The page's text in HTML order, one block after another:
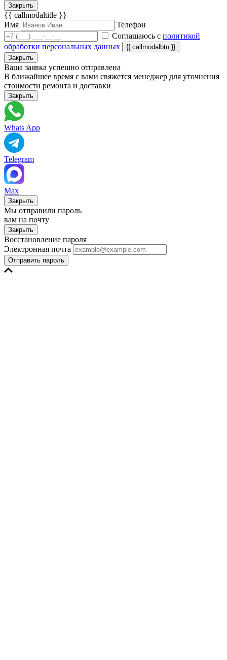
Закрыть
{{ callmodaltitle }}
Имя
Телефон
Соглашаюсь с политикой
обработки персональных данных
{{ callmodalbtn }}
Закрыть
Ваша заявка успешно отправлена
В ближайшее время с вами свяжется менеджер для уточнения
стоимости ремонта и доставки
Закрыть
Whats App
Telegram
Max
Закрыть
Мы отправили пароль
вам на почту
Закрыть
Восстановление пароля
Электронная почта
Отправить пароль